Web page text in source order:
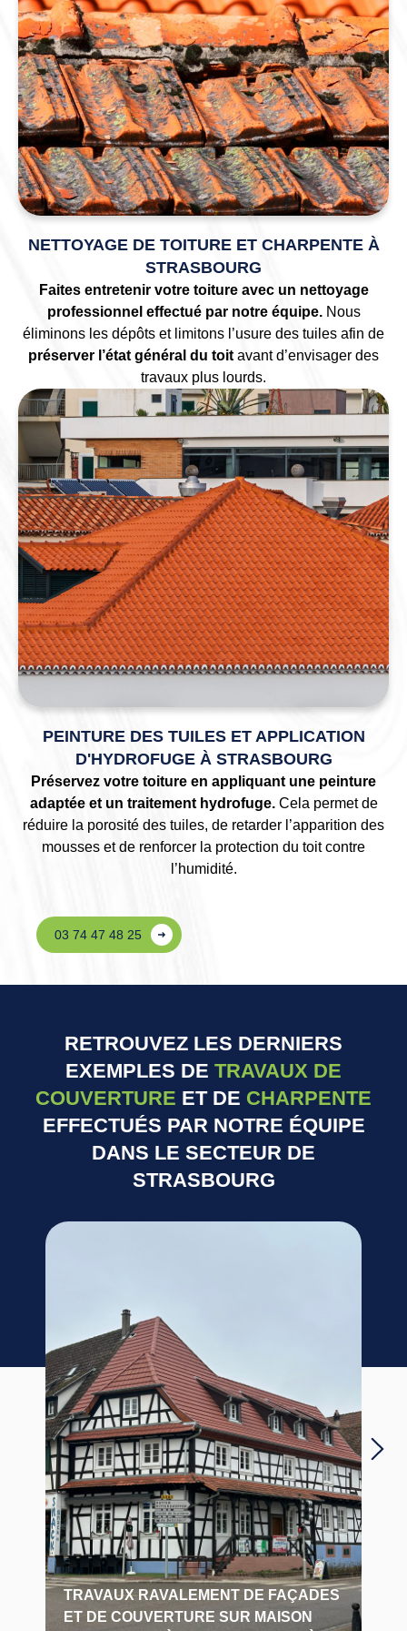
NETTOYAGE DE TOITURE ET CHARPENTE À
STRASBOURG
Faites entretenir votre toiture avec un nettoyage
professionnel effectué par notre équipe.Nous
éliminons les dépôts et limitons l’usure des tuiles afin de
préserver l’état général du toit avant d’envisager des
travaux plus lourds.
PEINTURE DES TUILES ET APPLICATION
D'HYDROFUGE À STRASBOURG
Préservez votre toiture en appliquant une peinture
adaptée et un traitement hydrofuge. Cela permet de
réduire la porosité des tuiles, de retarder l’apparition des
mousses et de renforcer la protection du toit contre
l’humidité.
03 74 47 48 25
RETROUVEZ LES DERNIERS
EXEMPLES DE TRAVAUX DE
COUVERTURE ET DE CHARPENTE
EFFECTUÉS PAR NOTRE ÉQUIPE
DANS LE SECTEUR DE
STRASBOURG
TRAVAUX RAVALEMENT DE FAÇADES
ET DE COUVERTURE SUR MAISON